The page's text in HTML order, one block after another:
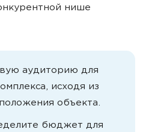
нише
аудиторию для
исходя из
объекта.
бюджет для